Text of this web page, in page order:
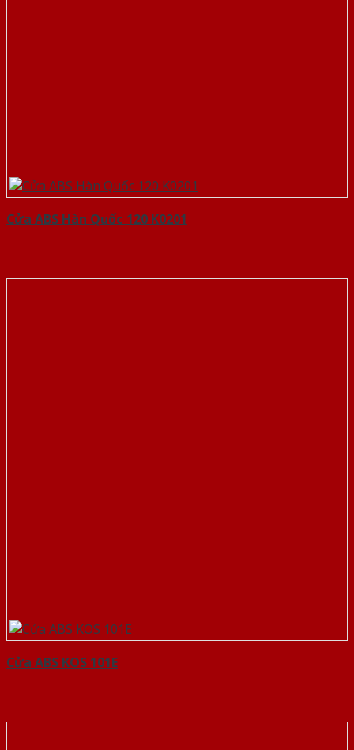
Cửa ABS Hàn Quốc 120 K0201
Cửa ABS KOS 101E